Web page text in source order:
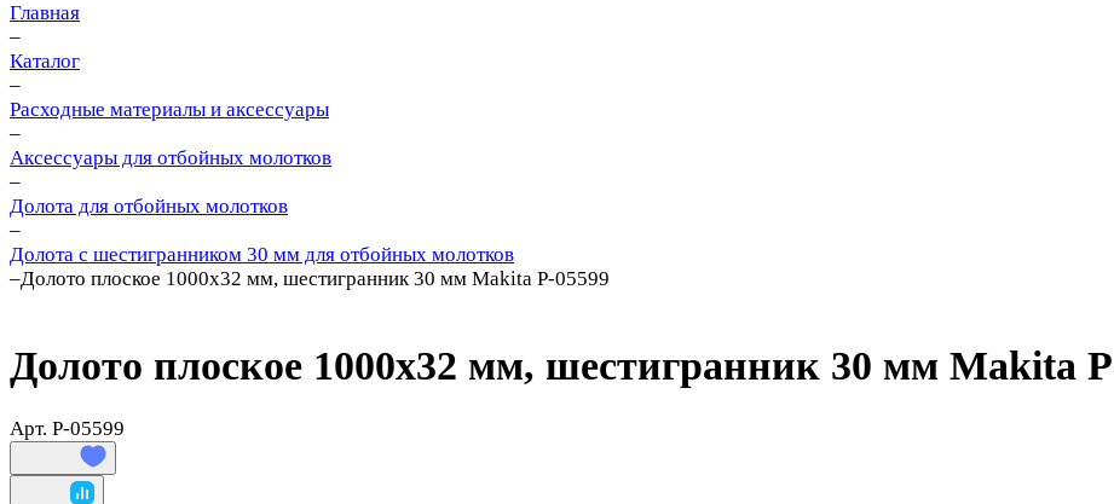
Главная
–
Каталог
–
Расходные материалы и аксессуары
–
Аксессуары для отбойных молотков
–
Долота для отбойных молотков
–
Долота с шестигранником 30 мм для отбойных молотков
–Долото плоское 1000х32 мм, шестигранник 30 мм Makita P-05599
Долото плоское 1000х32 мм, шестигранник 30 мм Makita
Арт. P-05599